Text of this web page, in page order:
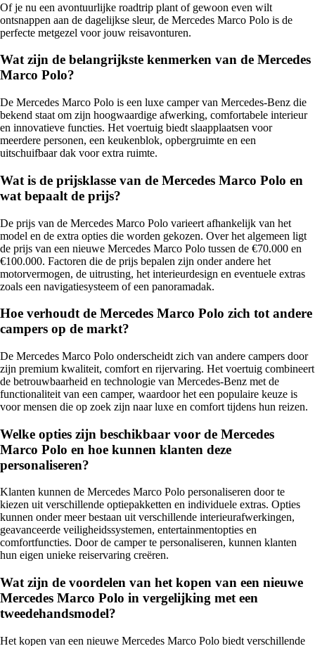
Of je nu een avontuurlijke roadtrip plant of gewoon even wilt
ontsnappen aan de dagelijkse sleur, de Mercedes Marco Polo is de
perfecte metgezel voor jouw reisavonturen.
Wat zijn de belangrijkste kenmerken van de Mercedes
Marco Polo?
De Mercedes Marco Polo is een luxe camper van Mercedes-Benz die
bekend staat om zijn hoogwaardige afwerking, comfortabele interieur
en innovatieve functies. Het voertuig biedt slaapplaatsen voor
meerdere personen, een keukenblok, opbergruimte en een
uitschuifbaar dak voor extra ruimte.
Wat is de prijsklasse van de Mercedes Marco Polo en
wat bepaalt de prijs?
De prijs van de Mercedes Marco Polo varieert afhankelijk van het
model en de extra opties die worden gekozen. Over het algemeen ligt
de prijs van een nieuwe Mercedes Marco Polo tussen de €70.000 en
€100.000. Factoren die de prijs bepalen zijn onder andere het
motorvermogen, de uitrusting, het interieurdesign en eventuele extras
zoals een navigatiesysteem of een panoramadak.
Hoe verhoudt de Mercedes Marco Polo zich tot andere
campers op de markt?
De Mercedes Marco Polo onderscheidt zich van andere campers door
zijn premium kwaliteit, comfort en rijervaring. Het voertuig combineert
de betrouwbaarheid en technologie van Mercedes-Benz met de
functionaliteit van een camper, waardoor het een populaire keuze is
voor mensen die op zoek zijn naar luxe en comfort tijdens hun reizen.
Welke opties zijn beschikbaar voor de Mercedes
Marco Polo en hoe kunnen klanten deze
personaliseren?
Klanten kunnen de Mercedes Marco Polo personaliseren door te
kiezen uit verschillende optiepakketten en individuele extras. Opties
kunnen onder meer bestaan uit verschillende interieurafwerkingen,
geavanceerde veiligheidssystemen, entertainmentopties en
comfortfuncties. Door de camper te personaliseren, kunnen klanten
hun eigen unieke reiservaring creëren.
Wat zijn de voordelen van het kopen van een nieuwe
Mercedes Marco Polo in vergelijking met een
tweedehandsmodel?
Het kopen van een nieuwe Mercedes Marco Polo biedt verschillende